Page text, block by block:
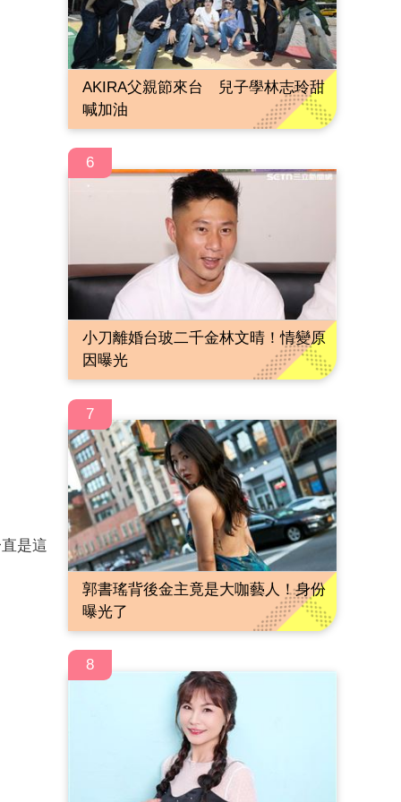
是這
AKIRA父親節來台 兒子學林志玲甜
喊加油
6
小刀離婚台玻二千金林文晴！情變原
因曝光
7
郭書瑤背後金主竟是大咖藝人！身份
曝光了
8